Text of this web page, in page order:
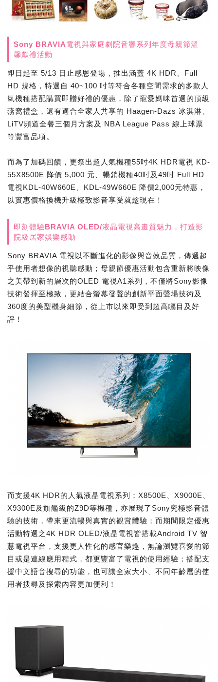
Sony BRAVIA電視與家庭劇院音響系列年度母親節溫
馨獻禮活動
即日起至 5/13 日止感恩登場，推出涵蓋 4K HDR、Full
HD 規格，特選自 40~100 吋等符合各種空間需求的多款人
氣機種搭配購買即贈好禮的優惠，除了寵愛媽咪首選的頂級
燕窩禮盒，還有適合全家人共享的 Haagen-Dazs 冰淇淋、
LiTV頻道全餐三個月方案及 NBA League Pass 線上球票
等豐富品項。
而為了加碼回饋，更祭出超人氣機種55吋4K HDR電視 KD-
55X8500E 降價 5,000 元、暢銷機種40吋及49吋 Full HD
電視KDL-40W660E、KDL-49W660E 降價2,000元特惠，
以實惠價格換機升級極致影音享受就趁現在！
即刻體驗BRAVIA OLED/液晶電視高畫質魅力，打造影
院級居家娛樂感動
Sony BRAVIA 電視以不斷進化的影像與音效品質，傳遞超
乎使用者想像的視聽感動；母親節優惠活動包含重新將映像
之美帶到新的層次的OLED 電視A1系列，不僅將Sony影像
技術發揮至極致，更結合螢幕發聲的創新平面聲場技術及
360度的美型機身細節，從上市以來即受到超高矚目及好
評！
而支援4K HDR的人氣液晶電視系列：X8500E、X9000E、
X9300E及旗艦級的Z9D等機種，亦展現了Sony究極影音體
驗的技術，帶來更流暢與真實的觀賞體驗；而期間限定優惠
活動特選之4K HDR OLED/液晶電視皆搭載Android TV 智
慧電視平台，支援更人性化的感官樂趣，無論瀏覽喜愛的節
目或是連線應用程式，都更豐富了電視的使用經驗；搭配支
援中文語音搜尋的功能，也可讓全家大小、不同年齡層的使
用者搜尋及探索內容更加便利！